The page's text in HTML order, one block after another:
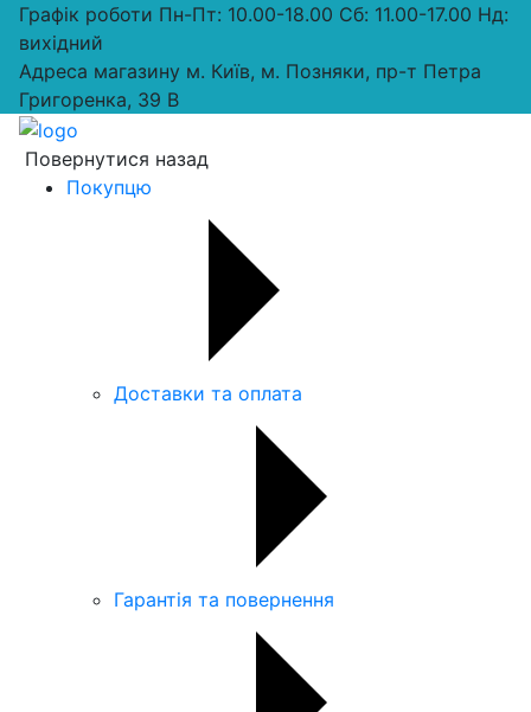
Графік роботи Пн-Пт: 10.00-18.00 Сб: 11.00-17.00 Нд:
вихiдний
Адреса магазину м. Київ, м. Позняки, пр-т Петра
Григоренка, 39 В
Повернутися назад
Покупцю
Доставки та оплата
Гарантія та повернення